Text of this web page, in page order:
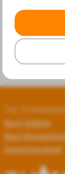
Top 10
Nach Städten
Nach
Deutschlandweit